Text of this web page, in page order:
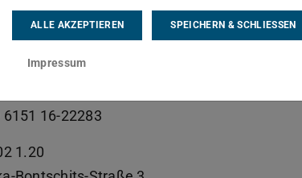
...
16-22282
6151 16-22283
1.20
ALLE AKZEPTIEREN SPEICHERN & SCHLIESSEN
Impressum